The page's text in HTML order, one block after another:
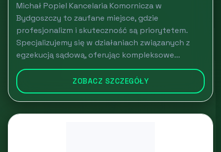
Michał Popiel Kancelaria Komornicza w
Bydgoszczy to zaufane miejsce, gdzie
profesjonalizm i skuteczność są priorytetem.
Specjalizujemy się w działaniach związanych z
egzekucją sądową, oferując kompleksowe...
ZOBACZ SZCZEGÓŁY